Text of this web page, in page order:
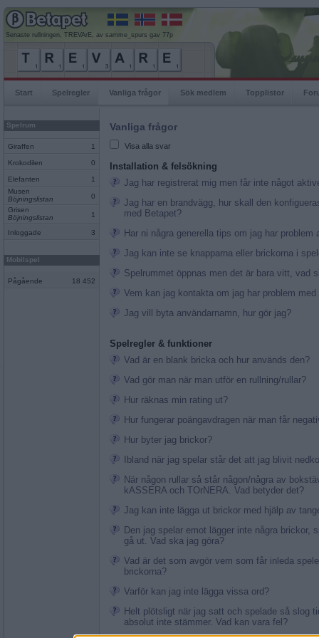
Senaste rullningen, TREVArE, av samme_spurs gav 77p
Start Spelregler Vanliga frågor Sök medlem Topplistor
Spelrum
Giraffen 1
Krokodilen 0
Elefanten
1
Musen
Böjningslistan
0
Grisen
Böjningslistan
1
Inloggade 3
Mobilspel
Pågående 18 452
Vanliga frågor
Visa alla svar
Installation & felsökning
Jag har registrerat mig men får inte något
Jag har en brandvägg, hur skall den
med Betapet?
Har ni några generella tips om jag har problem
Jag kan inte se knapparna eller brickorna i
Spelrummet öppnas men det är bara vitt, vad
Vem kan jag kontakta om jag har problem med
Jag vill byta användarnamn, hur gör jag?
Spelregler & funktioner
Vad är en blank bricka och hur används den?
Vad gör man när man utför en rullning/rullar?
Hur räknas min rating ut?
Hur fungerar poängavdragen när man får
Hur byter jag brickor?
Ibland när jag spelar står det att jag blivit
När någon rullar så står någon/några av
kASSERA och TOrNERA. Vad betyder det?
Jag kan inte lägga ut brickor med hjälp av
Den jag spelar emot lägger inte några brickor,
gå ut. Vad ska jag göra?
Vad är det som avgör vem som får inleda
brickorna?
Varför kan jag inte lägga vissa ord?
Helt plötsligt när jag satt och spelade så slog
absolut inte stämmer. Vad kan vara fel?